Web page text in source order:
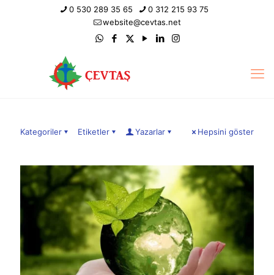
0 530 289 35 65
0 312 215 93 75
website@cevtas.net
Kategoriler Etiketler Yazarlar Hepsini göster